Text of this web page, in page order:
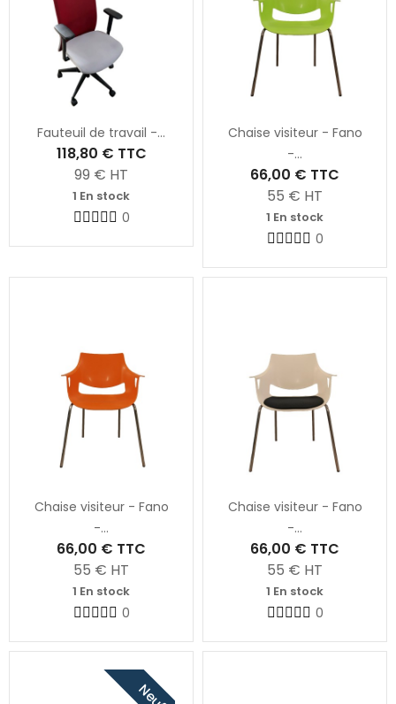
Fauteuil de travail -...
118,80 € TTC
99 € HT
1 En stock
0
Chaise visiteur - Fano
-...
66,00 € TTC
55 € HT
1 En stock
0
Chaise visiteur - Fano
-...
66,00 € TTC
55 € HT
1 En stock
0
Chaise visiteur - Fano
-...
66,00 € TTC
55 € HT
1 En stock
0